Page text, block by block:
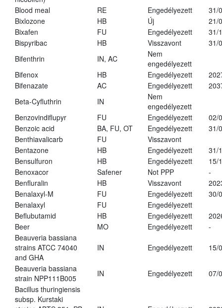
Blood meal
RE Engedélyezett
31/
Bixlozone
HB Új
21/
Bixafen
FU Engedélyezett
31/
Bispyribac
HB Visszavont
31/
Bifenthrin
IN, AC
Nem
engedélyezett
Bifenox
HB Engedélyezett
Bifenazate
AC Engedélyezett
Beta-Cyfluthrin
IN
Nem
engedélyezett
Benzovindiflupyr
FU Engedélyezett
02/
Benzoic acid
BA, FU, OT Engedélyezett
31/
Benthiavalicarb
FU
Visszavont
Bentazone
HB Engedélyezett
31/
Bensulfuron
HB Engedélyezett
15/
Benoxacor
Safener Not PPP
-
Benfluralin
HB Visszavont
Benalaxyl-M
FU Engedélyezett
30/
Benalaxyl
FU
Engedélyezett
Beflubutamid
HB Engedélyezett
Beer
MO Engedélyezett
-
Beauveria bassiana
strains ATCC 74040
and GHA
IN Engedélyezett 15/
Beauveria bassiana
strain NPP111B005
IN Engedélyezett
07/
Bacillus thuringiensis
subsp. Kurstaki